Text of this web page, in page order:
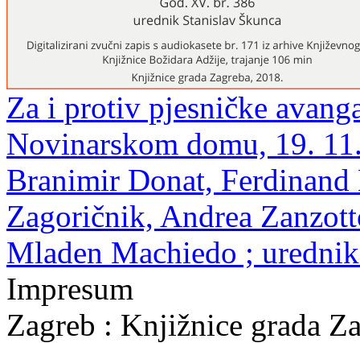
Za i protiv pjesničke
Novinarskom domu, 19.
Branimir Donat,
Zagoričnik, Andrea
Mladen Machiedo ;
Impresum
Zagreb : Knjižnice grada